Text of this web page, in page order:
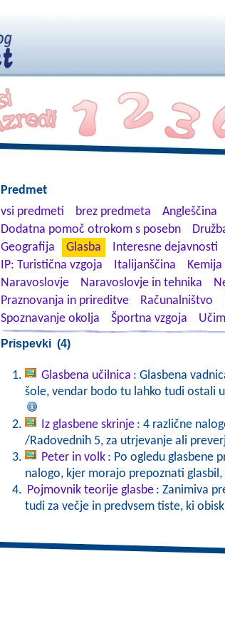
Predmet
vsi predmeti
brez predmeta Angleščina
Dodatna pomoč otrokom s posebn
Geografija
Glasba Interesne dejavnosti
IP: Turistična vzgoja
Italijanščina Kemija
Naravoslovje
Naravoslovje in tehnika
Praznovanja in prireditve
Računalništvo
Spoznavanje okolja
Športna vzgoja
Prispevki (4)
Glasbena učilnica : Glasbena
šole, vendar bodo tu lahko tudi ostali
Iz glasbene skrinje : 4 različne
/Radovednih 5, za utrjevanje ali
Peter in volk : Po ogledu glasbene
nalogo, kjer morajo prepoznati
Pojmovnik teorije glasbe : Zanimiva
tudi za večje in predvsem tiste, ki